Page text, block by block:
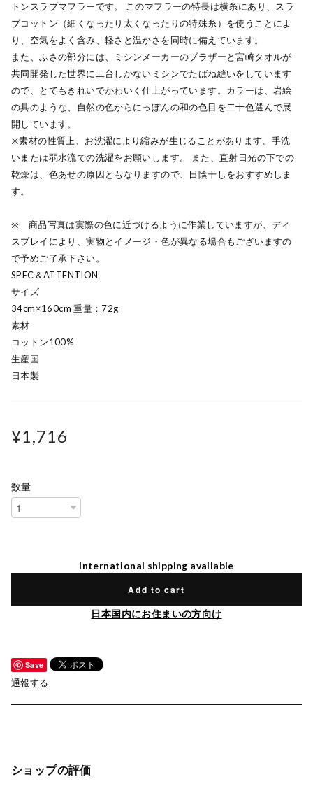
トンスラブマフラーです。 このマフラーの特長は横糸にあり、スラ
ブコットン（細くなったり太くなったりの特殊糸）を使うことによ
り、空気をよく含み、軽さと温かさを同時に備えています。
また、ふさの部分には、ミシンメーカーのブラザーと宮崎タオルが
共同開発した世界に二台しかないミシンでたばね縫いをしています
ので、とてもきれいでかわいく仕上がっています。カラーは、岩絵
の具のような、自然の色からにっぽんの和の色目を二十色選んで展
開しています。
※素材の性質上、お洗濯により縮みが生じることがあります。手洗
いまたは弱水流での洗濯をお願いします。 また、直射日光の下での
乾燥は、色あせの原因ともなりますので、日陰干しをおすすめしま
す。
※ 商品写真は実際の色に近づけるように作業していますが、ディ
スプレイにより、実物とイメージ・色が異なる場合もございますの
で予めご了承下さい。
SPEC＆ATTENTION
サイズ
34cm×160cm 重量：72g
素材
コットン100%
生産国
日本製
¥1,716
数量
International shipping available
Add to cart
日本国内にお住まいの方向け
Save
通報する
ショップの評価